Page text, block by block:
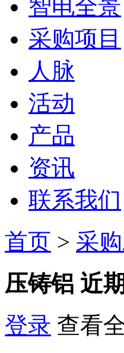
智电全景
采购项目
人脉
活动
产品
资讯
联系我们
首页 > 采
压铸铝 近
登录 查看